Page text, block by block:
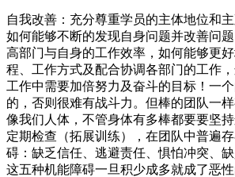
自我改善：充分尊重学员的主体地位和
如何能够不断的发现自身问题并改善问
高部门与自身的工作效率，如何能够更
程、工作方式及配合协调各部门的工作
工作中需要加倍努力及奋斗的目标！一
的，否则很难有战斗力。但棒的团队一
像我们人体，不管身体有多棒都要要坚
定期检查（拓展训练），在团队中普遍
碍：缺乏信任、逃避责任、惧怕冲突、
这五种机能障碍一旦积少成多就成了恶性